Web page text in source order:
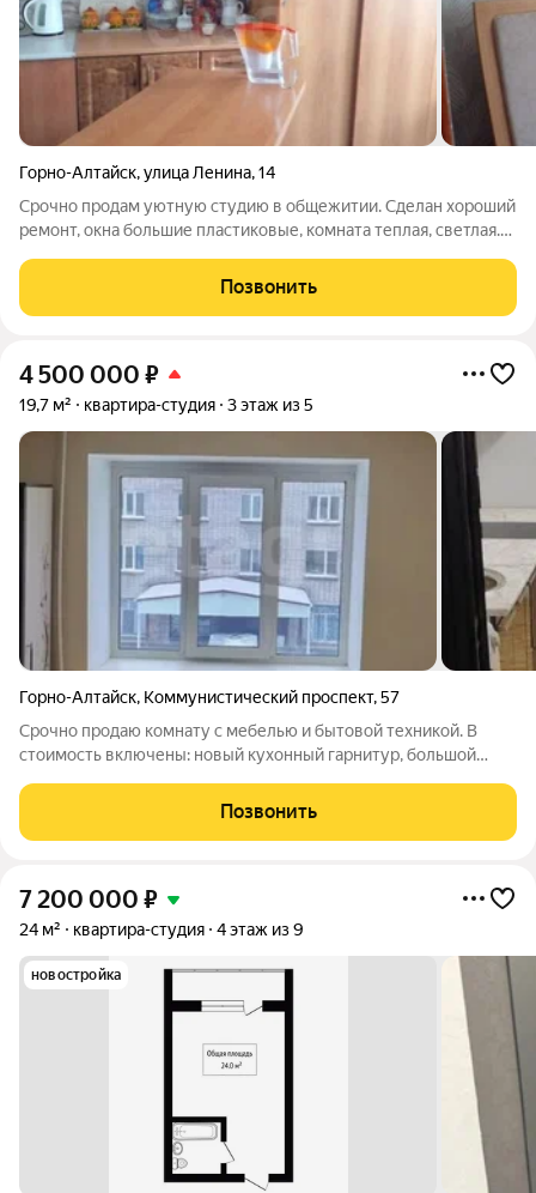
Горно-Алтайск,улица Ленина,14
Срочно продам уютную студию в общежитии. Сделан хороший
ремонт, окна большие пластиковые, комната теплая, светлая.
центре города, до площади Ленина 15 минут , вся
инфраструктура в в шаговой
Позвонить
4 500 000 ₽
19,7 м² квартира-студия 3 этаж из 5
Горно-Алтайск, Коммунистический проспект,57
Срочно продаю комнату с мебелью и бытовой техникой. В
стоимость включены: новый кухонный гарнитур, большой
всё остаётся новому владельцу. Свой душ. Удобное
расположение, спокойные соседи.
Позвонить
7 200 000 ₽
24 м² квартира-студия 4 этаж из 9
новостройка